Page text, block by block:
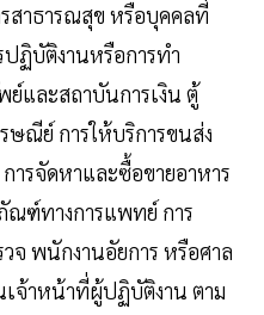
สาธารณสุข หรือบุคคลที่
ปฏิบัติงานหรือการทํา
ย์และสถาบันการเงิน ตู้
ษณีย์ การให้บริการขนส่ง
ารจัดหาและซื้อขายอาหาร
ณฑ์ทางการแพทย์ การ
จ พนักงานอัยการ หรือศาล
เจ้าหน้าที่ผู้ปฏิบัติงาน ตาม